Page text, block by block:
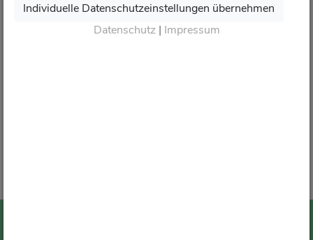
Danke für Ihr Vertrauen.
Individuelle Datenschutzeinstellungen übernehmen
Datenschutz| Impressum